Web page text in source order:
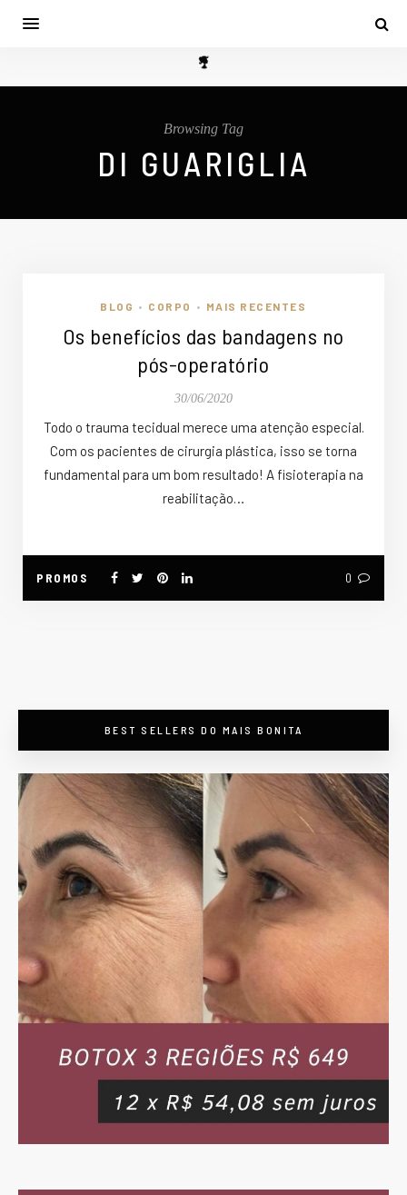
Browsing Tag
DI GUARIGLIA
BLOG • CORPO • MAIS RECENTES
Os benefícios das bandagens no
pós-operatório
30/06/2020
Todo o trauma tecidual merece uma atenção especial.
Com os pacientes de cirurgia plástica, isso se torna
fundamental para um bom resultado! A fisioterapia na
reabilitação…
PROMOS 0
BEST SELLERS DO MAIS BONITA